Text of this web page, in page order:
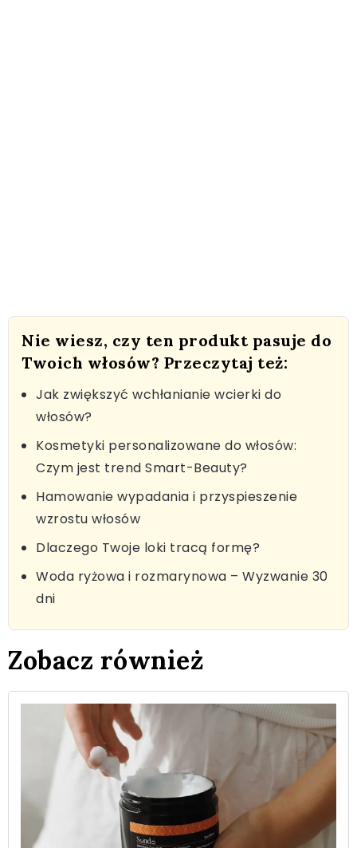
Nie wiesz, czy ten produkt pasuje do
Twoich włosów? Przeczytaj też:
Jak zwiększyć wchłanianie wcierki do
włosów?
Kosmetyki personalizowane do włosów:
Czym jest trend Smart-Beauty?
Hamowanie wypadania i przyspieszenie
wzrostu włosów
Dlaczego Twoje loki tracą formę?
Woda ryżowa i rozmarynowa – Wyzwanie 30
dni
Zobacz również